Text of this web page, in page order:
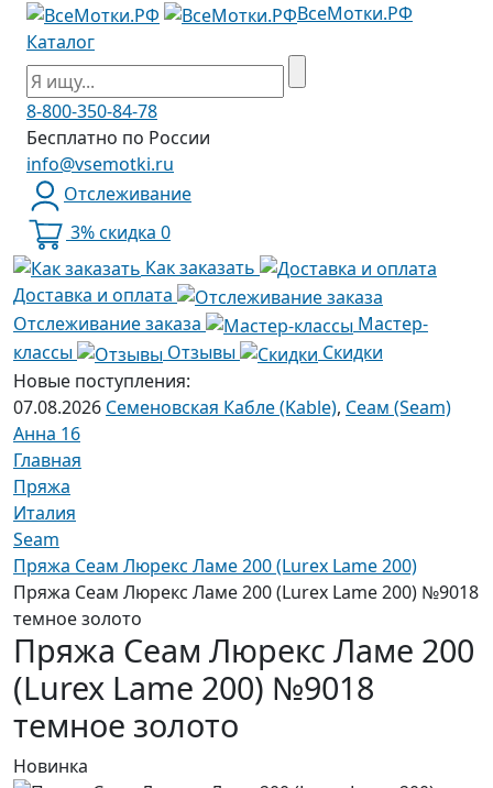
ВсеМотки.РФ
Каталог
8-800-350-84-78
Бесплатно по России
info@vsemotki.ru
Отслеживание
3% скидка 0
Как заказать
Доставка и оплата
Отслеживание заказа
Мастер-
классы
Отзывы
Скидки
Новые поступления:
07.08.2026 Семеновская Кабле (Kable), Сеам (Seam)
Анна 16
Главная
Пряжа
Италия
Seam
Пряжа Сеам Люрекс Ламе 200 (Lurex Lame 200)
Пряжа Сеам Люрекс Ламе 200 (Lurex Lame 200) №9018
темное золото
Пряжа Сеам Люрекс Ламе 200
(Lurex Lame 200) №9018
темное золото
Новинка